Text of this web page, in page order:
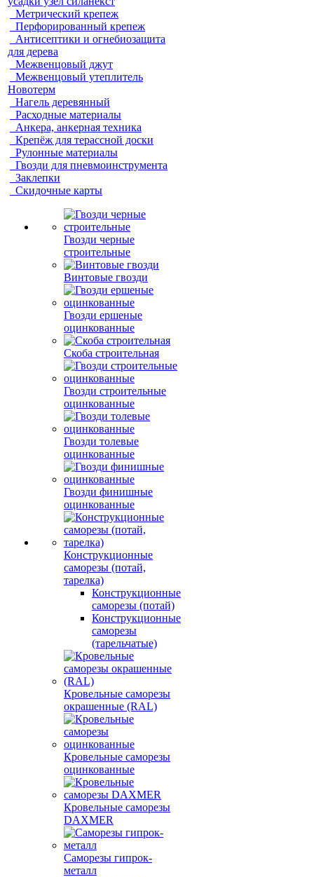
Метрический крепеж
Перфорированный крепеж
Антисептики и огнебиозащита
для дерева
Межвенцовый джут
Межвенцовый утеплитель
Новотерм
Нагель деревянный
Расходные материалы
Анкера, анкерная техника
Крепёж для терассной доски
Рулонные материалы
Гвозди для пневмоинструмента
Заклепки
Скидочные карты
Гвозди черные
строительные
Винтовые гвозди
Гвозди ершеные
оцинкованные
Скоба строительная
Гвозди строительные
оцинкованные
Гвозди толевые
оцинкованные
Гвозди финишные
оцинкованные
Конструкционные
саморезы (потай,
тарелка)
Конструкционные
саморезы (потай)
Конструкционные
саморезы
(тарельчатые)
Кровельные саморезы
окрашенные (RAL)
Кровельные саморезы
оцинкованные
Кровельные саморезы
DAXMER
Саморезы гипрок-
металл